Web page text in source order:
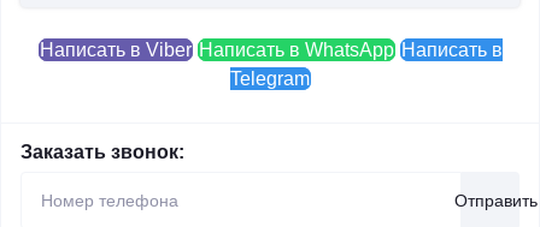
Написать в Viber Написать в WhatsApp Написать в
Telegram
Заказать звонок:
Отправить